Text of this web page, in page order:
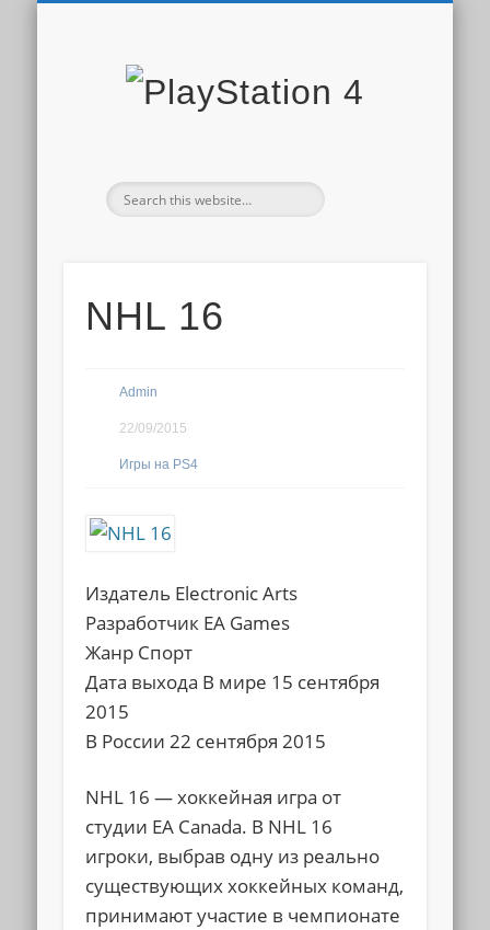
NHL 16
Admin
22/09/2015
Игры на PS4
Издатель Electronic Arts
Разработчик EA Games
Жанр Спорт
Дата выхода В мире 15 сентября
2015
В России 22 сентября 2015
NHL 16 — хоккейная игра от
студии EA Canada. В NHL 16
игроки, выбрав одну из реально
существующих хоккейных команд,
принимают участие в чемпионате